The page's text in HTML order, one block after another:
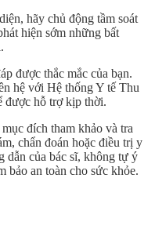
hãy chủ động tầm soát
hiện sớm những bất
được thắc mắc của bạn.
hệ với Hệ thống Y tế Thu
được hỗ trợ kịp thời.
đích tham khảo và tra
chẩn đoán hoặc điều trị y
dẫn của bác sĩ, không tự ý
bảo an toàn cho sức khỏe.